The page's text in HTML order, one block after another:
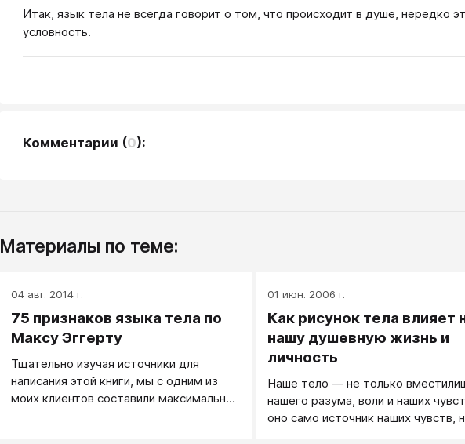
Итак, язык тела не всегда говорит о том, что происходит в душе, нередко
условность.
Комментарии (0):
Материалы по теме:
04 авг. 2014 г.
75 признаков языка тела по
Максу Эггерту
Тщательно изучая источники для
написания этой книги, мы с одним из
моих клиентов составили максимально
01 июн. 2006 г.
Как рисунок тела влияет
нашу душевную жизнь и
личность
Наше тело — не только
нашего разума, воли и наших
оно само источник наших чувств,